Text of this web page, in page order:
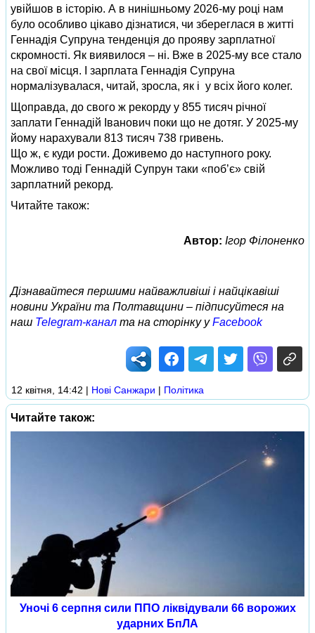
увійшов в історію. А в нинішньому 2026-му році нам
було особливо цікаво дізнатися, чи збереглася в житті
Геннадія Супруна тенденція до прояву зарплатної
скромності. Як виявилося – ні. Вже в 2025-му все стало
на свої місця. І зарплата Геннадія Супруна
нормалізувалася, читай, зросла, як і у всіх його колег.
Щоправда, до свого ж рекорду у 855 тисяч річної
заплати Геннадій Іванович поки що не дотяг. У 2025-му
йому нарахували 813 тисяч 738 гривень.
Що ж, є куди рости. Доживемо до наступного року.
Можливо тоді Геннадій Супрун таки «поб’є» свій
зарплатний рекорд.
Читайте також:
Автор: Ігор Філоненко
Дізнавайтеся першими найважливіші і найцікавіші
новини України та Полтавщини – підписуйтеся на
наш Telegram-канал та на сторінку уFacebook
12 квітня, 14:42 | Нові Cанжари | Політика
Читайте також:
Уночі 6 серпня сили ППО ліквідували 66 ворожих
ударних БпЛА